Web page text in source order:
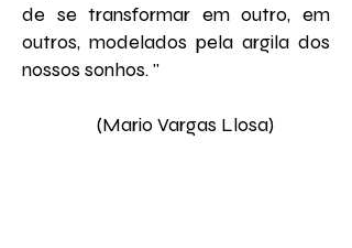
de se transformar em outro, em
outros, modelados pela argila dos
nossos sonhos. " ​
(Mario Vargas Llosa)